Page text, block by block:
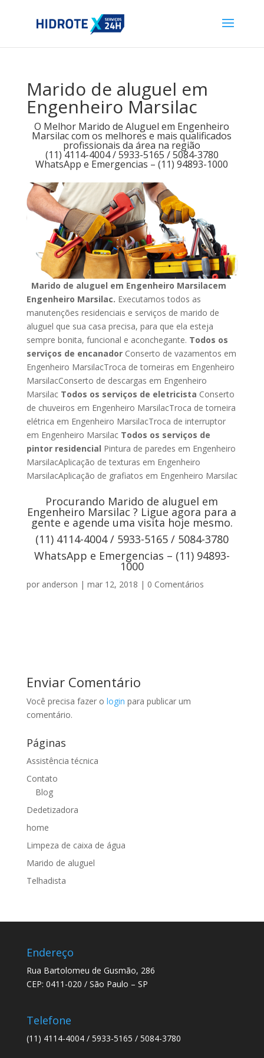
Marido de aluguel em
Engenheiro Marsilac
O Melhor Marido de Aluguel em Engenheiro
Marsilac com os melhores e mais qualificados
profissionais da área na região
(11) 4114-4004 / 5933-5165 / 5084-3780
WhatsApp e Emergencias – (11) 94893-1000
Marido de aluguel em Engenheiro Marsilacem
Engenheiro Marsilac. Executamos todos as
manutenções residenciais e serviços de marido de
aluguel que sua casa precisa, para que ela esteja
sempre bonita, funcional e aconchegante. Todos os
serviços de encanadorConserto de vazamentos em
Engenheiro MarsilacTroca de torneiras em Engenheiro
MarsilacConserto de descargas em Engenheiro
MarsilacTodos os serviços de eletricista Conserto
de chuveiros em Engenheiro MarsilacTroca de torneira
elétrica em Engenheiro MarsilacTroca de interruptor
em Engenheiro Marsilac Todos os serviços de
pintor residencial Pintura de paredes em Engenheiro
MarsilacAplicação de texturas em Engenheiro
MarsilacAplicação de grafiatos em Engenheiro Marsilac
Procurando Marido de aluguel em
Engenheiro Marsilac ? Ligue agora para a
gente e agende uma visita hoje mesmo.
(11) 4114-4004 / 5933-5165 / 5084-3780
WhatsApp e Emergencias – (11) 94893-
1000
por anderson | mar 12, 2018 | 0 Comentários
Enviar Comentário
Você precisa fazer o login para publicar um
comentário.
Páginas
Assistência técnica
Contato
Blog
Dedetizadora
home
Limpeza de caixa de água
Marido de aluguel
Telhadista
Endereço
Rua Bartolomeu de Gusmão, 286
CEP: 0411-020 / São Paulo – SP
Telefone
(11) 4114-4004 / 5933-5165 / 5084-3780